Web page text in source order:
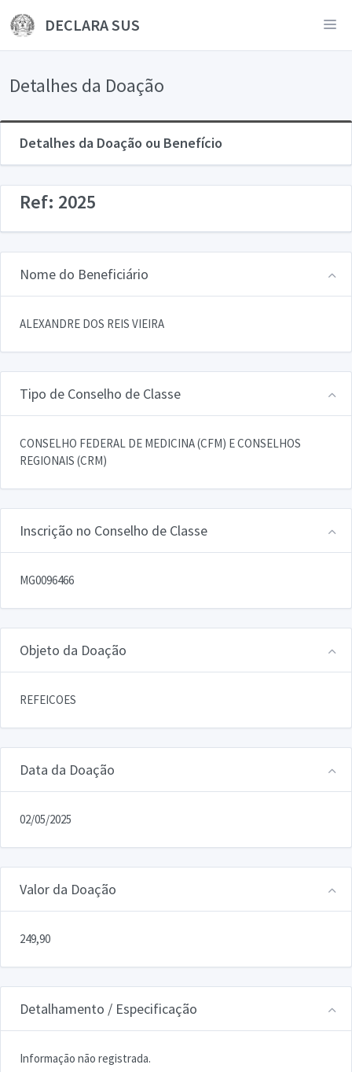
DECLARA SUS
Detalhes da Doação
Detalhes da Doação ou Benefício
Ref: 2025
Nome do Beneficiário
ALEXANDRE DOS REIS VIEIRA
Tipo de Conselho de Classe
CONSELHO FEDERAL DE MEDICINA (CFM) E CONSELHOS
REGIONAIS (CRM)
Inscrição no Conselho de Classe
MG0096466
Objeto da Doação
REFEICOES
Data da Doação
02/05/2025
Valor da Doação
249,90
Detalhamento / Especificação
Informação não registrada.